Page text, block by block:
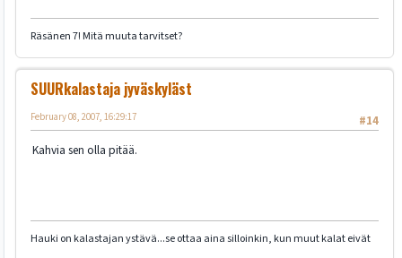
Räsänen 7! Mitä muuta tarvitset?
SUURkalastaja jyväskyläst
#14
February 08, 2007, 16:29:17
Kahvia sen olla pitää.
Hauki on kalastajan ystävä...se ottaa aina silloinkin, kun muut kalat eivät